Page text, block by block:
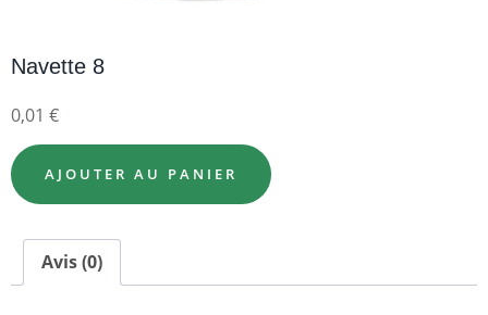
Navette 8
0,01 €
AJOUTER AU PANIER
Avis (0)